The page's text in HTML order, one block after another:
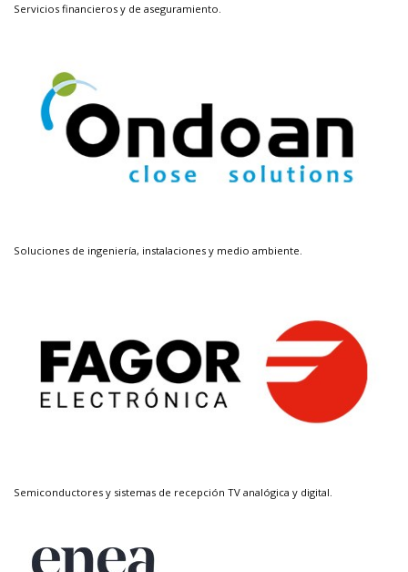
Servicios financieros y de aseguramiento.
Soluciones de ingeniería, instalaciones y medio ambiente.
Semiconductores y sistemas de recepción TV analógica y digital.